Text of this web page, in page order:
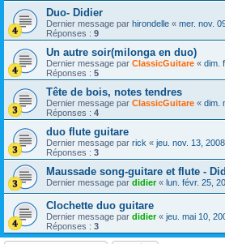
Duo- Didier
Dernier message par hirondelle « mer. nov.
Réponses : 9
Un autre soir(milonga en duo)
Dernier message par ClassicGuitare « dim.
Réponses : 5
Tête de bois, notes tendres
Dernier message par ClassicGuitare « dim.
Réponses : 4
duo flute guitare
Dernier message par rick « jeu. nov. 13,
Réponses : 3
Maussade song-guitare et flute -
Dernier message par didier« lun. févr. 25,
Clochette duo guitare
Dernier message par didier« jeu. mai 10,
Réponses : 3